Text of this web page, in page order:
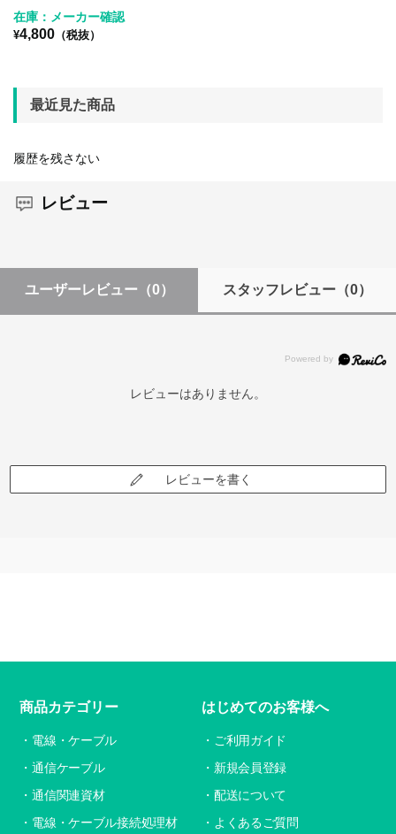
在庫：メーカー確認
¥4,800 （税抜）
最近見た商品
履歴を残さない
レビュー
ユーザーレビュー （0） スタッフレビュー（0）
レビューはありません。
レビューを書く
商品カテゴリー
電線・ケーブル
通信ケーブル
通信関連資材
電線・ケーブル接続処理材
はじめてのお客様へ
ご利用ガイド
新規会員登録
配送について
よくあるご質問